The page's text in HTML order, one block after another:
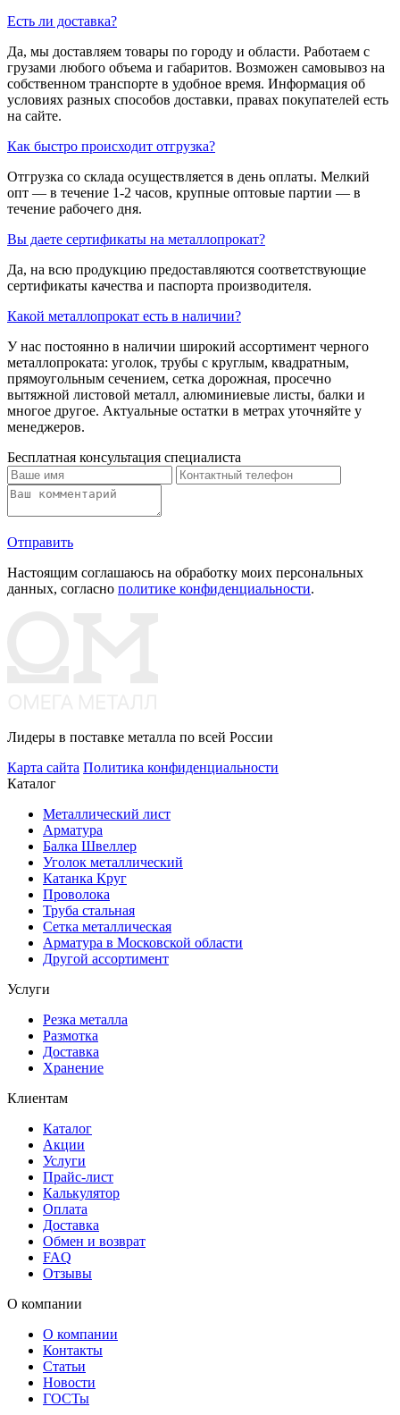
Есть ли доставка?
Да, мы доставляем товары по городу и области. Работаем с
грузами любого объема и габаритов. Возможен самовывоз на
собственном транспорте в удобное время. Информация об
условиях разных способов доставки, правах покупателей есть
на сайте.
Как быстро происходит отгрузка?
Отгрузка со склада осуществляется в день оплаты. Мелкий
опт — в течение 1-2 часов, крупные оптовые партии — в
течение рабочего дня.
Вы даете сертификаты на металлопрокат?
Да, на всю продукцию предоставляются соответствующие
сертификаты качества и паспорта производителя.
Какой металлопрокат есть в наличии?
У нас постоянно в наличии широкий ассортимент черного
металлопроката: уголок, трубы с круглым, квадратным,
прямоугольным сечением, сетка дорожная, просечно
вытяжной листовой металл, алюминиевые листы, балки и
многое другое. Актуальные остатки в метрах уточняйте у
менеджеров.
Бесплатная консультация специалиста
Отправить
Настоящим соглашаюсь на обработку моих персональных
данных, согласно политике конфиденциальности.
Лидеры в поставке металла по всей России
Карта сайта Политика конфиденциальности
Каталог
Металлический лист
Арматура
Балка Швеллер
Уголок металлический
Катанка Круг
Проволока
Труба стальная
Сетка металлическая
Арматура в Московской области
Другой ассортимент
Услуги
Резка металла
Размотка
Доставка
Хранение
Клиентам
Каталог
Акции
Услуги
Прайс-лист
Калькулятор
Оплата
Доставка
Обмен и возврат
FAQ
Отзывы
О компании
О компании
Контакты
Статьи
Новости
ГОСТы